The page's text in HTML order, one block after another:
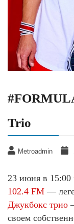
Trio
Metroadmin
23 июня в
102.4 FM —
Джукбокс трио
своем